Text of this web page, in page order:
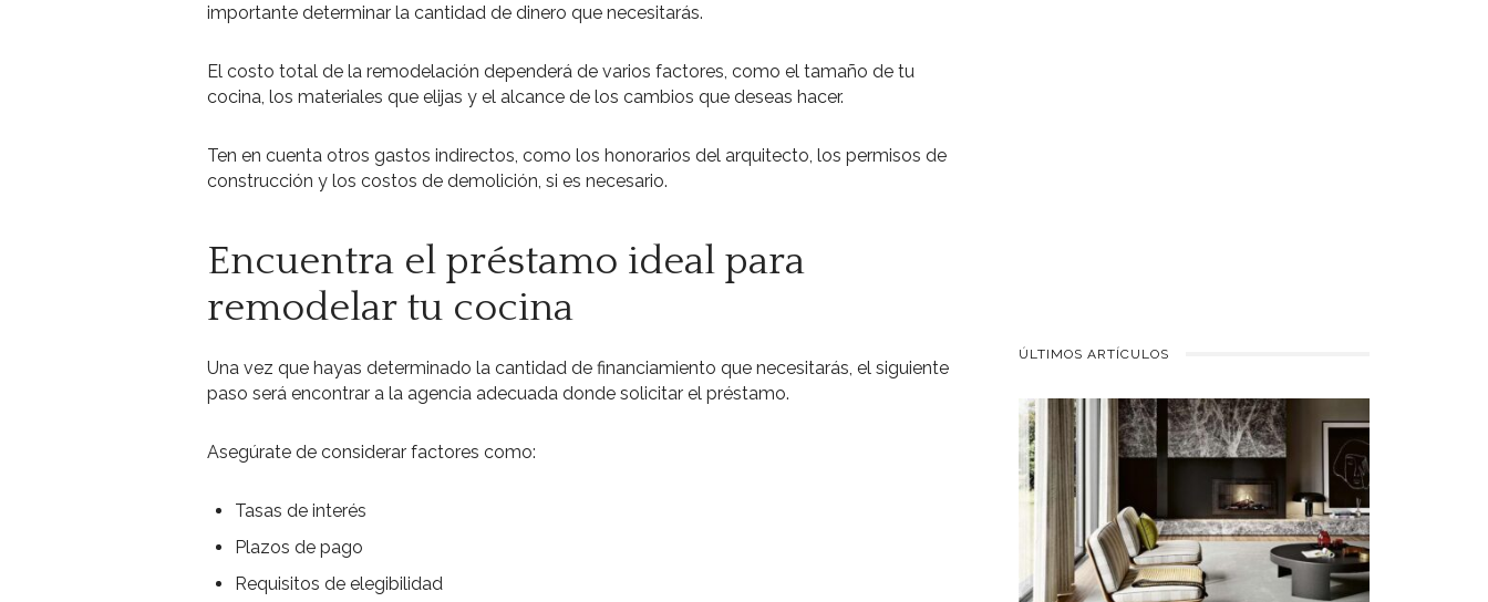
importante determinar la cantidad de dinero que necesitarás.
El costo total de la remodelación dependerá de varios factores, como el tamaño de tu
cocina, los materiales que elijas y el alcance de los cambios que deseas hacer.
Ten en cuenta otros gastos indirectos, como los honorarios del arquitecto, los permisos de
construcción y los costos de demolición, si es necesario.
Encuentra el préstamo ideal para
remodelar tu cocina
Una vez que hayas determinado la cantidad de financiamiento que necesitarás, el siguiente
paso será encontrar a la agencia adecuada donde solicitar el préstamo.
Asegúrate de considerar factores como:
Tasas de interés
Plazos de pago
Requisitos de elegibilidad
ÚLTIMOS ARTÍCULOS